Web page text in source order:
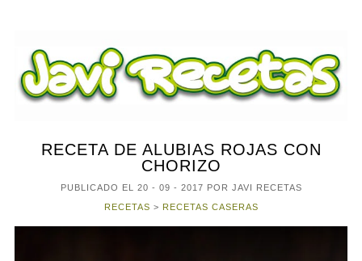
RECETA DE ALUBIAS ROJAS CON
CHORIZO
PUBLICADO EL 20 - 09 - 2017 POR JAVI RECETAS
RECETAS > RECETAS CASERAS